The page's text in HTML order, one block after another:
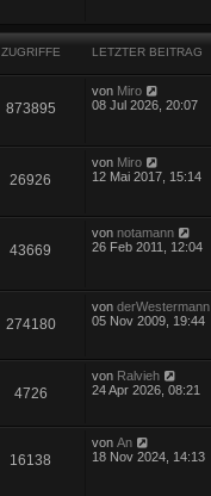
ZUGRIFFE LETZTER BEITRAG
873895
von Miro
08 Jul 2026, 20:07
26926
von Miro
12 Mai 2017, 15:14
43669
vonnotamann
26 Feb 2011, 12:04
274180
vonderWestermann
05 Nov 2009, 19:44
4726
von Ralvieh
24 Apr 2026, 08:21
16138
vonAn
18 Nov 2024, 14:13